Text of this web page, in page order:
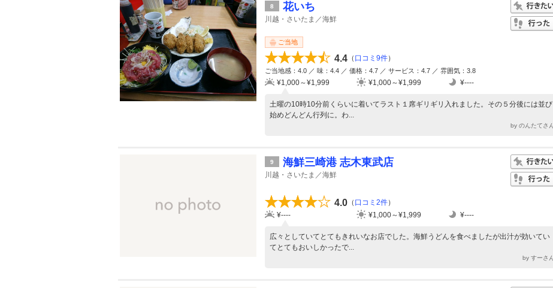
8 花いち
川越・さいたま／海鮮
ご当地
4.4 （ 口コミ9件）
ご当地感：4.0 ／ 味：4.4 ／ 価格：4.7 ／ サービス：4.7 ／ 雰囲気：3.8
¥1,000～¥1,999 ¥1,000～¥1,999 ¥----
土曜の10時10分前くらいに着いてラスト１席ギリギリ入れました。その５分後には並び
始めどんどん行列に。わ...
by のんたてさん
9 海鮮三崎港 志木東武店
川越・さいたま／海鮮
4.0 （ 口コミ2件）
¥----
¥1,000～¥1,999 ¥----
広々としていてとてもきれいなお店でした。海鮮うどんを食べましたが出汁が効いてい
てとてもおいしかったで...
by すーさん